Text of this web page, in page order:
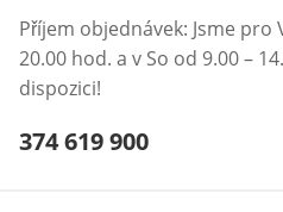
Příjem objednávek: Jsme pro
20.00 hod. a v So od 9.00 –
dispozici!
Telefonní číslo:
374 619 900